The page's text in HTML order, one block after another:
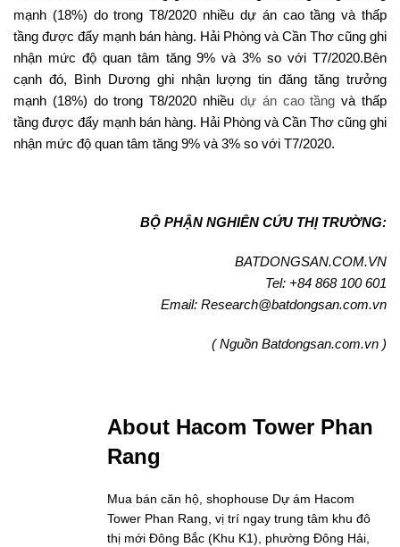
mạnh (18%) do trong T8/2020 nhiều dự án cao tầng và thấp
tầng được đẩy mạnh bán hàng. Hải Phòng và Cần Thơ cũng ghi
nhận mức độ quan tâm tăng 9% và 3% so với T7/2020.Bên
cạnh đó, Bình Dương ghi nhận lượng tin đăng tăng trưởng
mạnh (18%) do trong T8/2020 nhiều dự án cao tầng và thấp
tầng được đẩy mạnh bán hàng. Hải Phòng và Cần Thơ cũng ghi
nhận mức độ quan tâm tăng 9% và 3% so với T7/2020.
BỘ PHẬN NGHIÊN CỨU THỊ TRƯỜNG:
BATDONGSAN.COM.VN
Tel: +84 868 100 601
Email: Research@batdongsan.com.vn
( Nguồn Batdongsan.com.vn )
About Hacom Tower Phan
Rang
Mua bán căn hộ, shophouse Dự ám Hacom
Tower Phan Rang, vị trí ngay trung tâm khu đô
thị mới Đông Bắc (Khu K1), phường Đông Hải,